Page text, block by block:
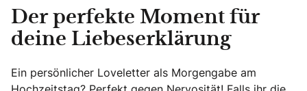
Der perfekte Moment für
deine Liebeserklärung
Ein persönlicher Loveletter als Morgengabe am